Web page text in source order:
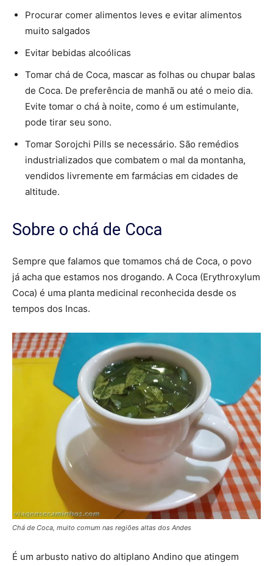
Procurar comer alimentos leves e evitar alimentos
muito salgados
Evitar bebidas alcoólicas
Tomar chá de Coca, mascar as folhas ou chupar balas
de Coca. De preferência de manhã ou até o meio dia.
Evite tomar o chá à noite, como é um estimulante,
pode tirar seu sono.
Tomar Sorojchi Pills se necessário. São remédios
industrializados que combatem o mal da montanha,
vendidos livremente em farmácias em cidades de
altitude.
Sobre o chá de Coca
Sempre que falamos que tomamos chá de Coca, o povo
já acha que estamos nos drogando. A Coca (Erythroxylum
Coca) é uma planta medicinal reconhecida desde os
tempos dos Incas.
Chá de Coca, muito comum nas regiões altas dos Andes
É um arbusto nativo do altiplano Andino que atingem